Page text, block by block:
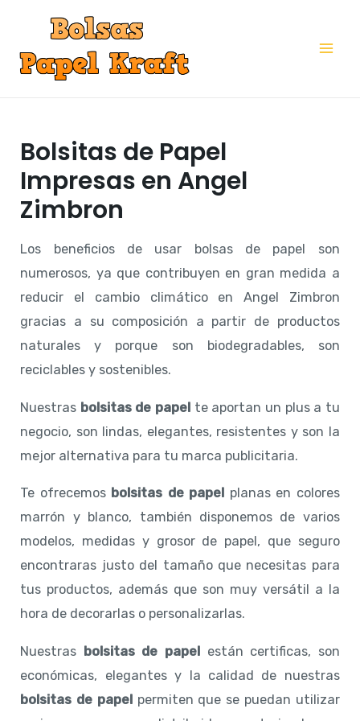
contenido
Bolsitas de Papel
Impresas en Angel
Zimbron
Los beneficios de usar bolsas de papel son
numerosos, ya que contribuyen en gran medida a
reducir el cambio climático en Angel Zimbron
gracias a su composición a partir de productos
naturales y porque son biodegradables, son
reciclables y sostenibles.
Nuestras bolsitas de papel te aportan un plus a tu
negocio, son lindas, elegantes, resistentes y son la
mejor alternativa para tu marca publicitaria.
Te ofrecemos bolsitas de papel planas en colores
marrón y blanco, también disponemos de varios
modelos, medidas y grosor de papel, que seguro
encontraras justo del tamaño que necesitas para
tus productos, además que son muy versátil a la
hora de decorarlas o personalizarlas.
Nuestras bolsitas de papel están certificas, son
económicas, elegantes y la calidad de nuestras
bolsitas de papelpermiten que se puedan utilizar